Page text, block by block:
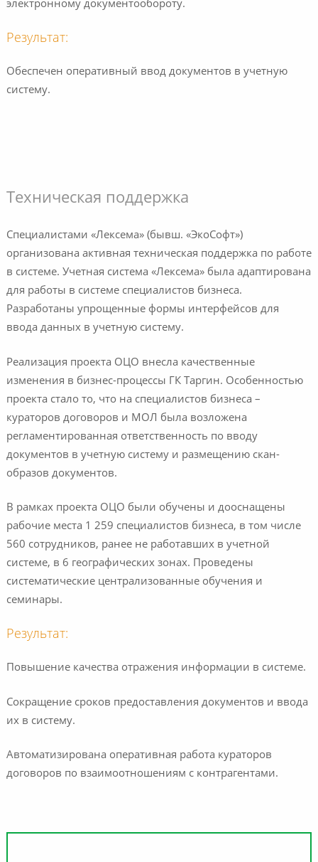
электронному документообороту.
Результат:
Обеспечен оперативный ввод документов в учетную
систему.
Техническая поддержка
Специалистами «Лексема» (бывш. «ЭкоСофт»)
организована активная техническая поддержка по работе
в системе. Учетная система «Лексема» была адаптирована
для работы в системе специалистов бизнеса.
Разработаны упрощенные формы интерфейсов для
ввода данных в учетную систему.
Реализация проекта ОЦО внесла качественные
изменения в бизнес-процессы ГК Таргин. Особенностью
проекта стало то, что на специалистов бизнеса –
кураторов договоров и МОЛ была возложена
регламентированная ответственность по вводу
документов в учетную систему и размещению скан-
образов документов.
В рамках проекта ОЦО были обучены и дооснащены
рабочие места 1 259 специалистов бизнеса, в том числе
560 сотрудников, ранее не работавших в учетной
системе, в 6 географических зонах. Проведены
систематические централизованные обучения и
семинары.
Результат:
Повышение качества отражения информации в системе.
Сокращение сроков предоставления документов и ввода
их в систему.
Автоматизирована оперативная работа кураторов
договоров по взаимоотношениям с контрагентами.